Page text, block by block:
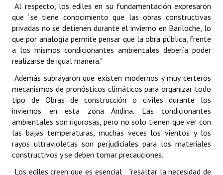
Declaraciones
Resoluciones
Resoluciones de Presidencia
INSTITUCIONAL
Antiguos Pobladores
Noticias Destacadas
Registros y Distinciones
Datos Históricos
Al respecto, los ediles en su fundamentación expresaron
que “se tiene conocimiento que las obras constructivas
privadas no se detienen durante el invierno en Bariloche, lo
que por analogía permite pensar que la obra pública, frente
a los mismos condicionantes ambientales debería poder
realizarse de igual manera."
Además subrayaron que existen modernos y muy certeros
mecanismos de pronósticos climáticos para organizar todo
tipo de Obras de construcción o civiles durante los
inviernos en esta zona Andina. Las condicionantes
ambientales son rigurosas, pero no solo tienen que ver con
las bajas temperaturas, muchas veces los vientos y los
rayos ultravioletas son perjudiciales para los materiales
constructivos y se deben tomar precauciones.
Los ediles creen que es esencial “resaltar la necesidad de